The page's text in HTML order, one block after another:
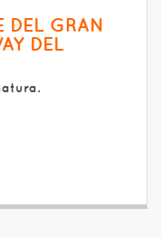
DEL GRAN
DEL